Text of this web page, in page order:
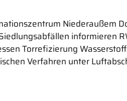
Niederaußem
informieren
Torrefizierung
Verfahren unter